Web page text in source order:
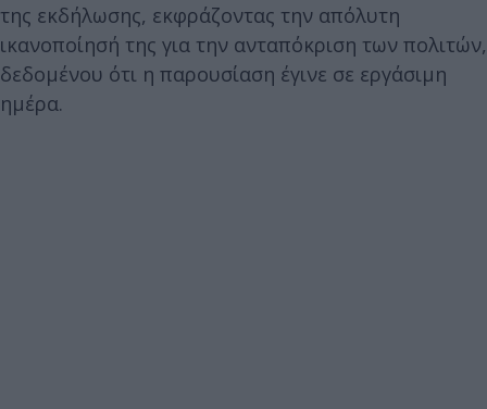
της εκδήλωσης, εκφράζοντας την απόλυτη
ικανοποίησή της για την ανταπόκριση των πολιτών,
δεδομένου ότι η παρουσίαση έγινε σε εργάσιμη
ημέρα.